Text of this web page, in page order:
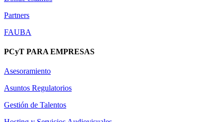
Partners
FAUBA
PCyT PARA EMPRESAS
Asesoramiento
Asuntos Regulatorios
Gestión de Talentos